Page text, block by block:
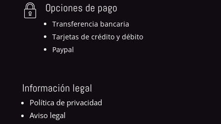
Opciones de pago
Transferencia bancaria
Tarjetas de crédito y débito
Paypal
Información legal
Política de privacidad
Aviso legal